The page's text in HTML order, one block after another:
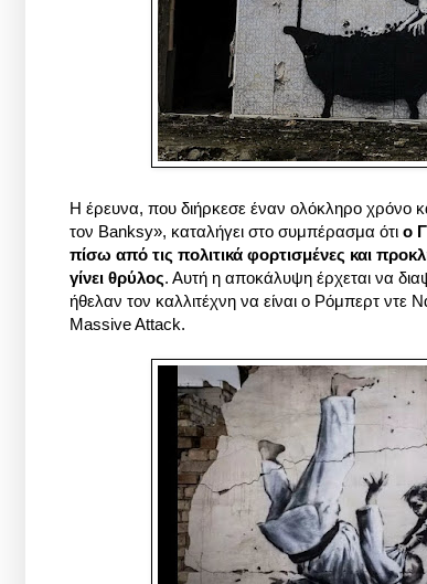
Η έρευνα, που διήρκεσε έναν ολόκληρο χρόνο
τον Banksy», καταλήγει στο συμπέρασμα ότι ο
πίσω από τις πολιτικά φορτισμένες και
γίνει θρύλος. Αυτή η αποκάλυψη έρχεται να
ήθελαν τον καλλιτέχνη να είναι ο Ρόμπερτ ντε
Massive Attack.